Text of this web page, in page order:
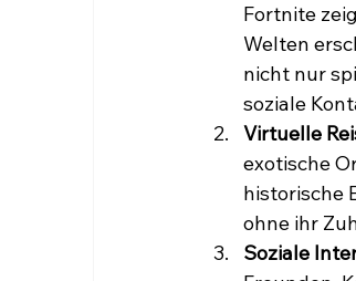
Fortnite
Welten
nicht nur
soziale
Virtuelle
exotische
historische
ohne ihr
Soziale